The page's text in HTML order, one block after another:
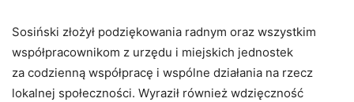
Sosiński złożył podziękowania radnym oraz wszystkim
współpracownikom z urzędu i miejskich jednostek
za codzienną współpracę i wspólne działania na rzecz
lokalnej społeczności. Wyraził również wdzięczność